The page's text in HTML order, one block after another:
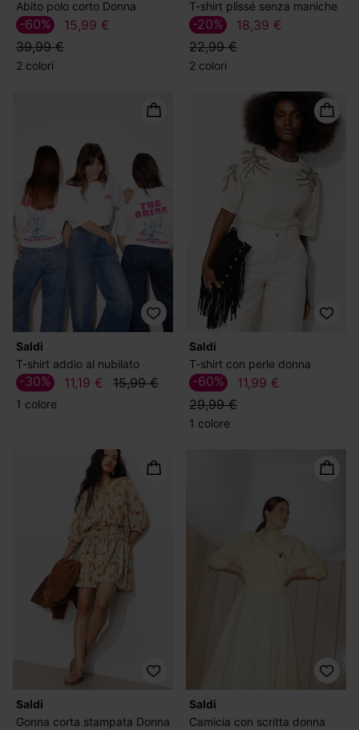
Abito polo corto Donna
15,99 €
39,99 €
-60%
2 colori
T-shirt plissé senza maniche
18,39 €
22,99 €
-20%
2 colori
Saldi
T-shirt addio al nubilato
11,19 € 15,99 €
-30%
1 colore
Saldi
T-shirt con perle donna
11,99 €
29,99 €
-60%
1 colore
Saldi
Gonna corta stampata Donna
Saldi
Camicia con scritta donna